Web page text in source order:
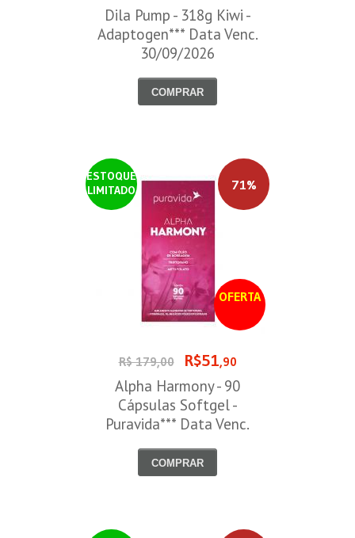
Dila Pump - 318g Kiwi -
Adaptogen*** Data Venc.
30/09/2026
COMPRAR
ESTOQUE
LIMITADO
OFERTA
71%
R$ 179,00 R$51,90
Alpha Harmony - 90
Cápsulas Softgel -
Puravida*** Data Venc.
COMPRAR